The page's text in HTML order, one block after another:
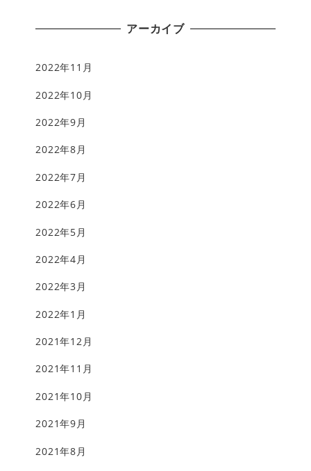
アーカイブ
2022年11月
2022年10月
2022年9月
2022年8月
2022年7月
2022年6月
2022年5月
2022年4月
2022年3月
2022年1月
2021年12月
2021年11月
2021年10月
2021年9月
2021年8月